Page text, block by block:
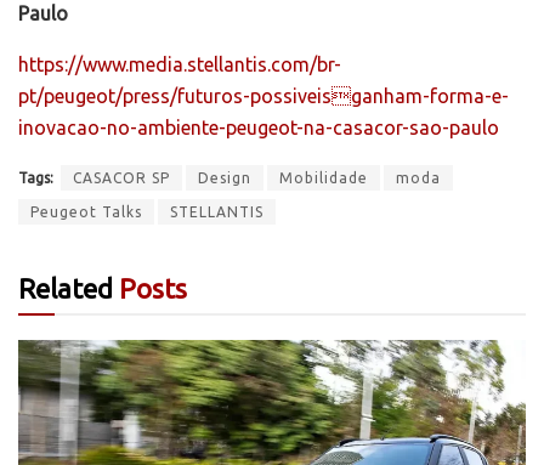
Paulo
https://www.media.stellantis.com/br-
pt/peugeot/press/futuros-possiveisganham-forma-e-
inovacao-no-ambiente-peugeot-na-casacor-sao-paulo
Tags: CASACOR SP Design Mobilidade moda
Peugeot Talks STELLANTIS
Related Posts